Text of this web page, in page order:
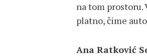
na tom prostoru.
platno, čime
Ana Ratković